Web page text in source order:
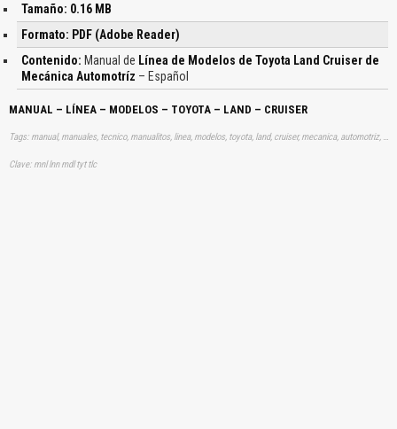
Tamaño: 0.16 MB
Formato: PDF (Adobe Reader)
Contenido: Manual de Línea de Modelos de Toyota Land Cruiser de
Mecánica Automotríz – Español
MANUAL – LÍNEA – MODELOS – TOYOTA – LAND – CRUISER
Tags: manual, manuales, tecnico, manualitos, linea, modelos, toyota, land, cruiser, mecanica, automotriz, aprender, descargas
Clave: mnl lnn mdl tyt tlc